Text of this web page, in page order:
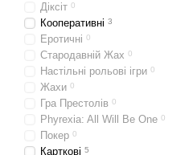
Діксіт 0
Кооперативні 3
Еротичні 0
Стародавній Жах 0
Настільні рольові ігри 0
Жахи 0
Гра Престолів 0
Phyrexia: All Will Be One 0
Покер 0
Карткові 5